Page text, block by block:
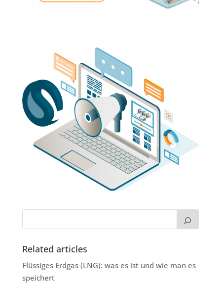
Related articles
Flüssiges Erdgas (LNG): was es ist und wie man es
speichert